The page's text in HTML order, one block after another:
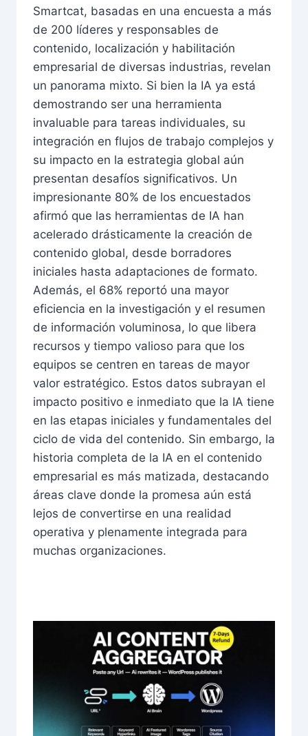
Smartcat, basadas en una encuesta a más
de 200 líderes y responsables de
contenido, localización y habilitación
empresarial de diversas industrias, revelan
un panorama mixto. Si bien la IA ya está
demostrando ser una herramienta
invaluable para tareas individuales, su
integración en flujos de trabajo complejos y
su impacto en la estrategia global aún
presentan desafíos significativos. Un
impresionante 80% de los encuestados
afirmó que las herramientas de IA han
acelerado drásticamente la creación de
contenido global, desde borradores
iniciales hasta adaptaciones de formato.
Además, el 68% reportó una mayor
eficiencia en la investigación y el resumen
de información voluminosa, lo que libera
recursos y tiempo valioso para que los
equipos se centren en tareas de mayor
valor estratégico. Estos datos subrayan el
impacto positivo e inmediato que la IA tiene
en las etapas iniciales y fundamentales del
ciclo de vida del contenido. Sin embargo, la
historia completa de la IA en el contenido
empresarial es más matizada, destacando
áreas clave donde la promesa aún está
lejos de convertirse en una realidad
operativa y plenamente integrada para
muchas organizaciones.